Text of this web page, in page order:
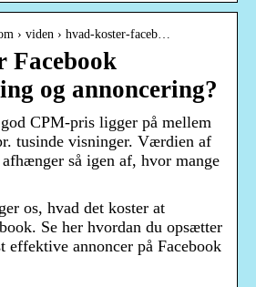
› viden › hvad-koster-faceb…
Facebook
og annoncering?
CPM-pris ligger på mellem
tusinde visninger. Værdien af
så igen af, hvor mange
os, hvad det koster at
Se her hvordan du opsætter
effektive annoncer på Facebook